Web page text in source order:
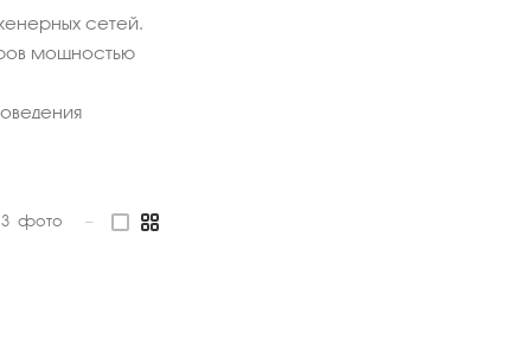
сетей.
мощностью
3 фото —